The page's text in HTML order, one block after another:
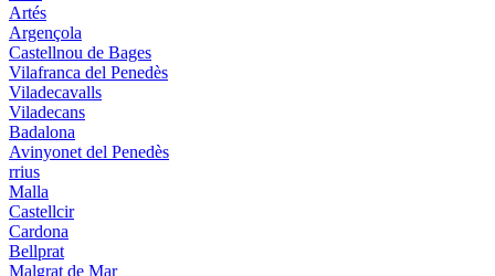
Artés
Argençola
Castellnou de Bages
Vilafranca del Penedès
Viladecavalls
Viladecans
Badalona
Avinyonet del Penedès
rrius
Malla
Castellcir
Cardona
Bellprat
Malgrat de Mar